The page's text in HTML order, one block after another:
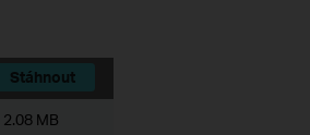
Stáhnout
2.08 MB